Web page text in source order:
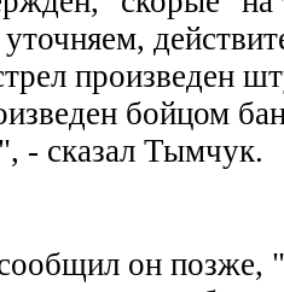
произведен
бойцом
- сказал Тымчук.
он позже,